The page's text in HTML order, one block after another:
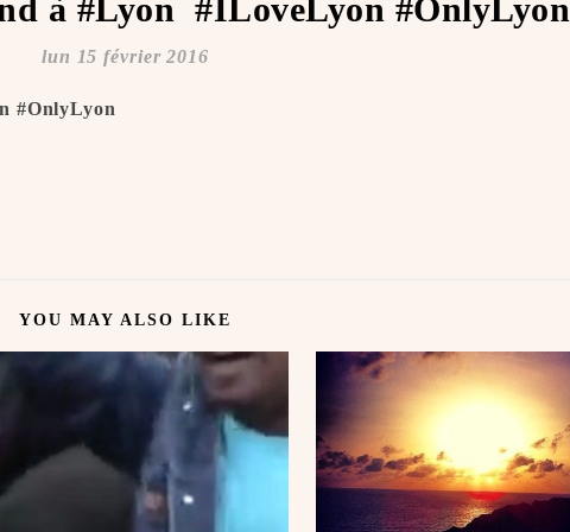
à #Lyon ️ #ILoveLyon #OnlyLyon
lun 15 février 2016
#OnlyLyon
YOU MAY ALSO LIKE